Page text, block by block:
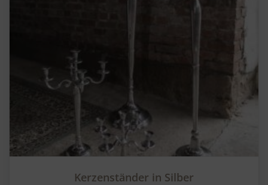
Kerzenständer in Silber